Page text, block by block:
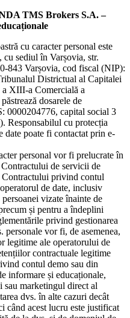
TMS Brokers S.A. –
cu caracter personal este
sediul în Varșovia, str.
843 Varșovia, cod fiscal (NIP):
Districtual al Capitalei
a XIII-a Comercială a
dosarele de
0000204776, capital social 3
Responsabilul cu protecția
date poate fi contactat prin e-
personal vor fi prelucrate în
de servicii de
Contractului privind contul
de date, inclusiv
vizate înainte de
și pentru a îndeplini
privind gestionarea
vor fi, de asemenea,
legitime ale operatorului de
contractuale legitime
contul demo sau din
informare și educaționale,
sau marketingul direct al
dvs. în alte cazuri decât
când acest lucru este justificat